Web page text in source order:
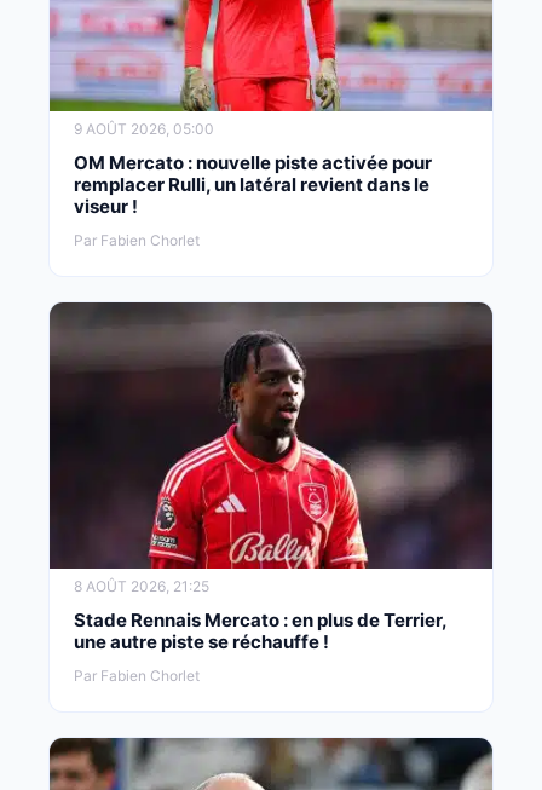
9 AOÛT 2026, 05:00
OM Mercato : nouvelle piste activée pour
remplacer Rulli, un latéral revient dans le
viseur !
Par Fabien Chorlet
8 AOÛT 2026, 21:25
Stade Rennais Mercato : en plus de Terrier,
une autre piste se réchauffe !
Par Fabien Chorlet